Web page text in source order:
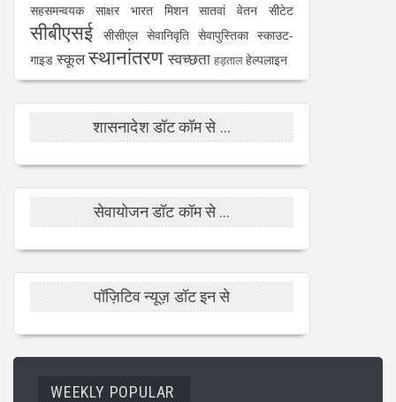
सहसमन्वयक
साक्षर भारत मिशन सातवां वेतन सीटेट
सीबीएसई सीसीएल सेवानिवृति सेवापुस्तिका स्काउट-
गाइड स्कूलस्थानांतरण स्वच्छता हड़तालहेल्पलाइन
शासनादेश डॉट कॉम से ...
सेवायोजन डॉट कॉम से ...
पॉज़िटिव न्यूज़ डॉट इन से
WEEKLY POPULAR